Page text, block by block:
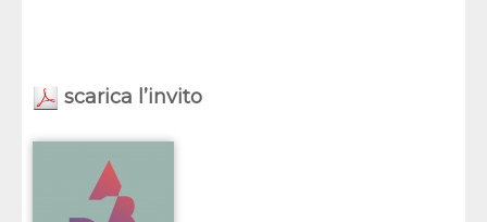
scarica l’invito